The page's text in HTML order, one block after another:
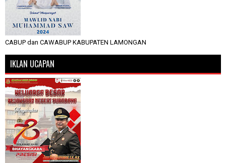
CABUP dan CAWABUP KABUPATEN LAMONGAN
IKLAN UCAPAN